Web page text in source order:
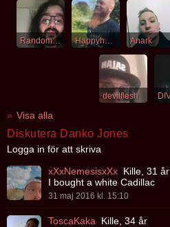
RandomBlackDude Happyhypnotizer Anark
devilflesh
Visa alla
Diskutera Danko Jones
Logga in för att skriva
xXxNemesisxXx Kille, 31 år
I bought a white Cadillac
31 maj 2016 kl. 15:10
ToscaKaka
Kille, 34 år